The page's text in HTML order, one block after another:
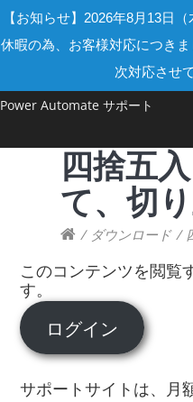
【お知らせ】2026年8月13日
休暇の為、お客様対応につき
次対応させ
Power Automate サポート
四捨五
て、切
/ ダウンロード /
このコンテンツを閲覧
す。
ログイン
サポートサイトは、月